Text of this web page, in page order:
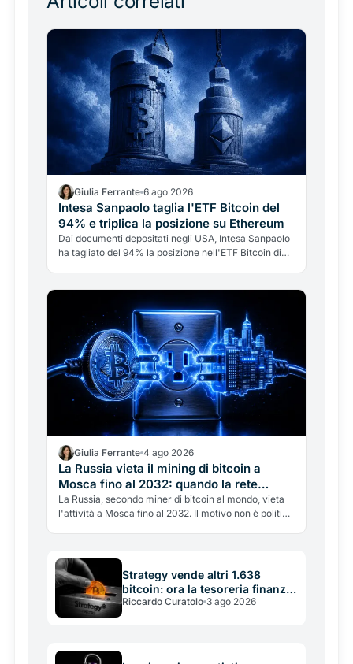
Giulia Ferrante 6 ago 2026
Intesa Sanpaolo taglia l'ETF Bitcoin del
94% e triplica la posizione su Ethereum
Dai documenti depositati negli USA, Intesa Sanpaolo
ha tagliato del 94% la posizione nell'ETF Bitcoin di
Giulia Ferrante 4 ago 2026
La Russia vieta il mining di bitcoin a
Mosca fino al 2032: quando la rete
elettrica batte le crypto
La Russia, secondo miner di bitcoin al mondo, vieta
l'attività a Mosca fino al 2032. Il motivo non è politico
Strategy vende altri 1.638
bitcoin: ora la tesoreria finanzia
se stessa
Riccardo Curatolo 3 ago 2026